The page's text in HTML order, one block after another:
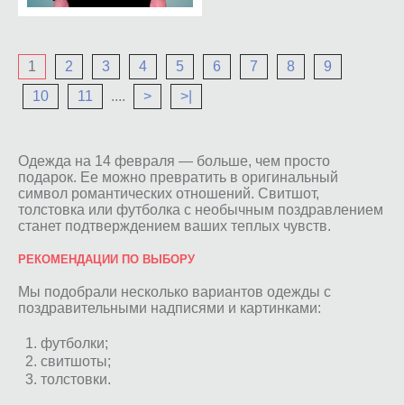
1 2 3 4 5 6 7 8
9
10
11 .... > >|
Одежда на 14 февраля — больше, чем просто
подарок. Ее можно превратить в оригинальный
символ романтических отношений. Свитшот,
толстовка или футболка с необычным поздравлением
станет подтверждением ваших теплых чувств.
РЕКОМЕНДАЦИИ ПО ВЫБОРУ
Мы подобрали несколько вариантов одежды с
поздравительными надписями и картинками:
футболки;
свитшоты;
толстовки.